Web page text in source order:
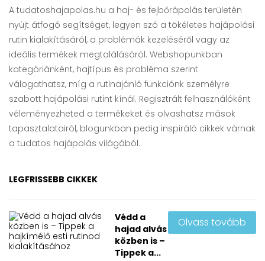
A tudatoshajapolas.hu a haj- és fejbőrápolás területén
nyújt átfogó segítséget, legyen szó a tökéletes hajápolási
rutin kialakításáról, a problémák kezeléséről vagy az
ideális termékek megtalálásáról. Webshopunkban
kategóriánként, hajtípus és probléma szerint
válogathatsz, míg a rutinajánló funkciónk személyre
szabott hajápolási rutint kínál. Regisztrált felhasználóként
véleményezheted a termékeket és olvashatsz mások
tapasztalatairól, blogunkban pedig inspiráló cikkek várnak
a tudatos hajápolás világából.
LEGFRISSEBB CIKKEK
Védd a
hajad alvás
közben is –
Tippek a...
Olvass tovább